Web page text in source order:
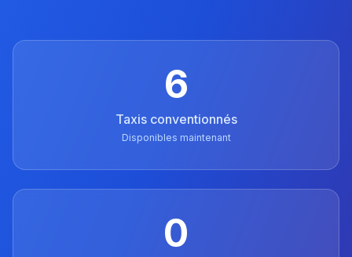
6
Taxis conventionnés
Disponibles maintenant
0